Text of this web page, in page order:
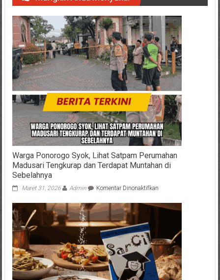
Warga Ponorogo Syok, Lihat Satpam Perumahan
Madusari Tengkurap dan Terdapat Muntahan di
Sebelahnya
Maret 31, 2026 Admin Komentar Dinonaktifkanpada
Ponorogo
Satpam
Perumahan
Madusari
Tengkurap
dan
Terdapat